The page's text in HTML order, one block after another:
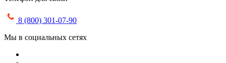
8 (800) 301-07-90
Мы в социальных сетях